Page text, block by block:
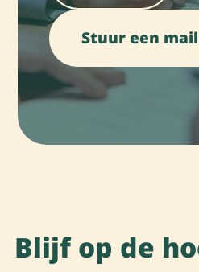
Stuur een mail
Blijf op de